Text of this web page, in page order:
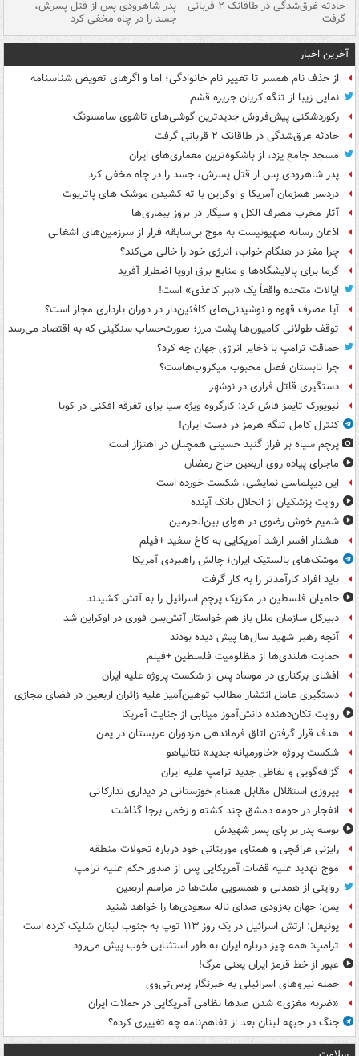
حادثه غرق‌شدگی در طاقانک ۲ قربانی
گرفت
پدر شاهرودی پس از قتل پسرش،
جسد را در چاه مخفی کرد
آخرین اخبار
از حذف نام همسر تا تغییر نام خانوادگی؛ اما و اگرهای تعویض شناسنامه
نمایی زیبا از تنگه کریان جزیره قشم
رکوردشکنی پیش‌فروش جدیدترین گوشی‌های تاشوی سامسونگ
حادثه غرق‌شدگی در طاقانک ۲ قربانی گرفت
مسجد جامع یزد، از باشکوه‌ترین معماری‌های ایران
پدر شاهرودی پس از قتل پسرش، جسد را در چاه مخفی کرد
دردسر همزمان آمریکا و اوکراین با ته کشیدن موشک های پاتریوت
آثار مخرب مصرف الکل و سیگار در بروز بیماری‌ها
اذعان رسانه صهیونیست به موج بی‌سابقه فرار از سرزمین‌های اشغالی
چرا مغز در هنگام خواب، انرژی خود را خالی می‌کند؟
گرما برای پالایشگاه‌ها و منابع برق اروپا اضطرار آفرید
ایالات متحده واقعاً یک «ببر کاغذی» است!
آیا مصرف قهوه و نوشیدنی‌های کافئین‌دار در دوران بارداری مجاز است؟
توقف طولانی کامیون‌ها پشت مرز؛ صورت‌حساب سنگینی که به اقتصاد می‌رسد
حماقت ترامپ با ذخایر انرژی جهان چه کرد؟
چرا تابستان فصل محبوب میکروب‌هاست؟
دستگیری قاتل فراری در نوشهر
نیویورک تایمز فاش کرد: کارگروه ویژه سیا برای تفرقه افکنی در کوبا
کنترل کامل تنگه هرمز در دست ایران!
پرچم سیاه بر فراز گنبد حسینی همچنان در اهتزاز است
ماجرای پیاده روی اربعین حاج رمضان
این دیپلماسی نمایشی، شکست خورده است
روایت پزشکیان از انحلال بانک آینده
شمیم خوش رضوی در هوای بین‌الحرمین
هشدار افسر ارشد آمریکایی به کاخ سفید +فیلم
موشک‌های بالستیک ایران؛ چالش راهبردی آمریکا
باید افراد کارآمدتر را به کار گرفت
حامیان فلسطین در مکزیک پرچم اسرائیل را به آتش کشیدند
دبیرکل سازمان ملل باز هم خواستار آتش‌بس فوری در اوکراین شد
آنچه رهبر شهید سال‌ها پیش دیده بودند
حمایت هلندی‌ها از مظلومیت فلسطین +فیلم
افشای برکناری در موساد پس از شکست پروژه علیه ایران
دستگیری عامل انتشار مطالب توهین‌آمیز علیه زائران اربعین در فضای مجازی
روایت تکان‌دهنده دانش‌آموز مینابی از جنایت آمریکا
هدف قرار گرفتن اتاق‌ فرماندهی مزدوران عربستان در یمن
شکست پروژه «خاورمیانه جدید» نتانیاهو
گزافه‌گویی و لفاظی جدید ترامپ علیه ایران
پیروزی استقلال مقابل همنام خوزستانی در دیداری تدارکاتی
انفجار در حومه دمشق چند کشته و زخمی برجا گذاشت
بوسه‌ پدر بر پای پسر شهیدش
رایزنی عراقچی و همتای موریتانی خود درباره تحولات منطقه
موج تهدید علیه قضات آمریکایی پس از صدور حکم علیه ترامپ
روایتی از همدلی و همسویی ملت‌ها در مراسم اربعین
یمن: جهان به‌زودی صدای ناله سعودی‌ها را خواهد شنید
یونیفل: ارتش اسرائیل در یک روز ۱۱۳ توپ به جنوب لبنان شلیک کرده است
ترامپ: همه چیز درباره ایران به طور استثنایی خوب پیش می‌رود
عبور از خط قرمز ایران یعنی مرگ!
حمله نیروهای اسرائیلی به خبرنگار پرس‌تی‌وی
«ضربه مغزی» شدن صدها نظامی آمریکایی در حملات ایران
جنگ در جبهه لبنان بعد از تفاهم‌نامه چه تغییری کرده؟